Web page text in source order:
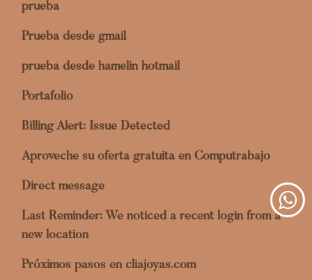
prueba
Prueba desde gmail
prueba desde hamelin hotmail
Portafolio
Billing Alert: Issue Detected
Aproveche su oferta gratuita en Computrabajo
Direct message
Last Reminder: We noticed a recent login from a
new location
Próximos pasos en cliajoyas.com